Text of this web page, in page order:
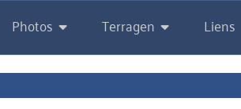
Photos Terragen Liens